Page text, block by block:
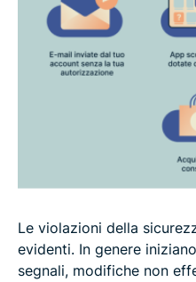
Le violazioni della
evidenti. In genere
segnali, modifiche non